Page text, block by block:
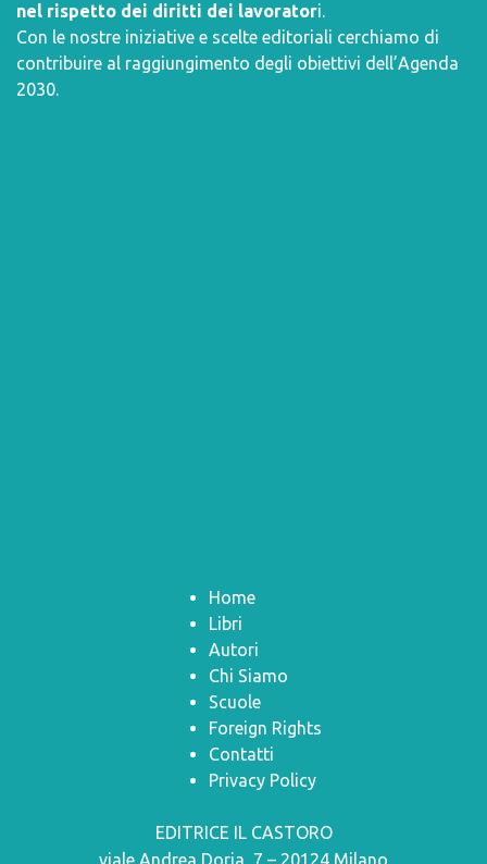
nel rispetto dei diritti dei lavoratori.
Con le nostre iniziative e scelte editoriali cerchiamo di
contribuire al raggiungimento degli obiettivi dell’Agenda
2030.
Home
Libri
Autori
Chi Siamo
Scuole
Foreign Rights
Contatti
Privacy Policy
EDITRICE IL CASTORO
viale Andrea Doria, 7 – 20124 Milano